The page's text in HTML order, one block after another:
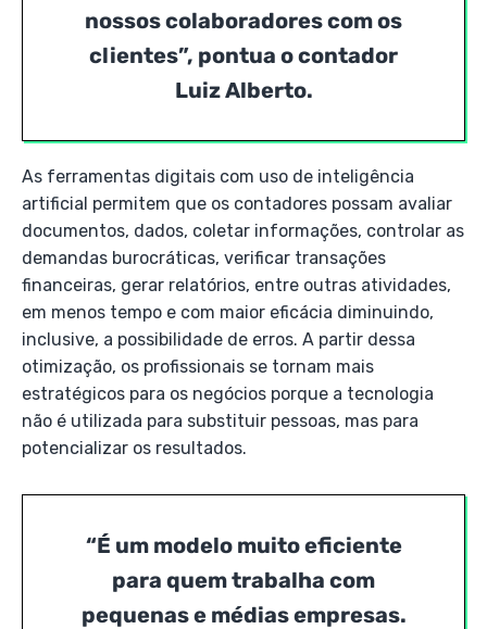
nossos colaboradores com os
clientes”, pontua o contador
Luiz Alberto.
As ferramentas digitais com uso de inteligência
artificial permitem que os contadores possam avaliar
documentos, dados, coletar informações, controlar as
demandas burocráticas, verificar transações
financeiras, gerar relatórios, entre outras atividades,
em menos tempo e com maior eficácia diminuindo,
inclusive, a possibilidade de erros. A partir dessa
otimização, os profissionais se tornam mais
estratégicos para os negócios porque a tecnologia
não é utilizada para substituir pessoas, mas para
potencializar os resultados.
“É um modelo muito eficiente
para quem trabalha com
pequenas e médias empresas.